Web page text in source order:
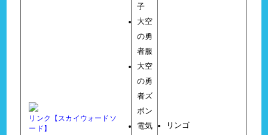
リンク【スカイウォードソ
ード】
子
大空
の勇
者服
大空
の勇
者ズ
ボン
電気
リンゴ